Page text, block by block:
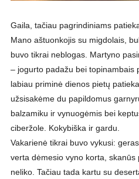
Gaila, tačiau pagrindiniams
Mano aštuonkojis su migdolais,
buvo tikrai neblogas. Martyno
– jogurto padažu bei topinambais
labiau priminė dienos pietų
užsisakėme du papildomus
balzamiku ir vynuogėmis bei
ciberžole. Kokybiška ir gardu.
Vakarienė tikrai buvo vykusi:
verta dėmesio vyno korta, skanūs
neliko. Tačiau tada kartu su